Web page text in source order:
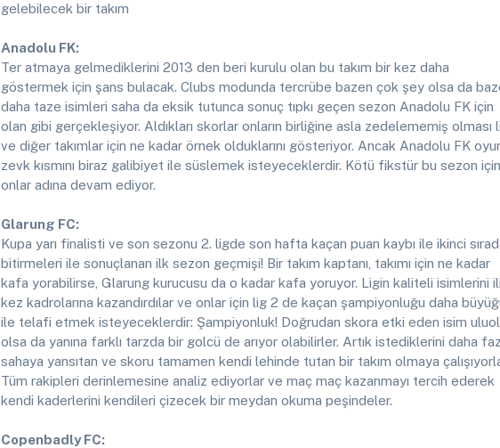
gelebilecek bir takım
Anadolu FK:
Ter atmaya gelmediklerini 2013 den beri kurulu olan bu takım bir kez daha
göstermek için şans bulacak. Clubs modunda tercrübe bazen çok şey olsa da
daha taze isimleri saha da eksik tutunca sonuç tıpkı geçen sezon Anadolu FK için
olan gibi gerçekleşiyor. Aldıkları skorlar onların birliğine asla zedelememiş olması
ve diğer takımlar için ne kadar örnek olduklarını gösteriyor. Ancak Anadolu FK
zevk kısmını biraz galibiyet ile süslemek isteyeceklerdir. Kötü fikstür bu sezon için
onlar adına devam ediyor.
Glarung FC:
Kupa yarı finalisti ve son sezonu 2. ligde son hafta kaçan puan kaybı ile ikinci
bitirmeleri ile sonuçlanan ilk sezon geçmişi! Bir takım kaptanı, takımı için ne kadar
kafa yorabilirse, Glarung kurucusu da o kadar kafa yoruyor. Ligin kaliteli isimlerini
kez kadrolarına kazandırdılar ve onlar için lig 2 de kaçan şampiyonluğu daha
ile telafi etmek isteyeceklerdir: Şampiyonluk! Doğrudan skora etki eden isim
olsa da yanına farklı tarzda bir golcü de arıyor olabilirler. Artık istediklerini daha
sahaya yansıtan ve skoru tamamen kendi lehinde tutan bir takım olmaya
Tüm rakipleri derinlemesine analiz ediyorlar ve maç maç kazanmayı tercih ederek
kendi kaderlerini kendileri çizecek bir meydan okuma peşindeler.
Copenbadly FC: